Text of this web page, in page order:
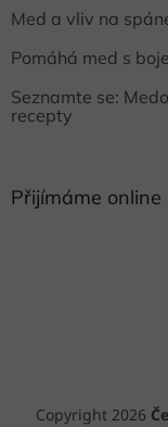
Med a vliv na
Pomáhá med s
Seznamte se:
recepty
Přijímáme
Copyright 2026